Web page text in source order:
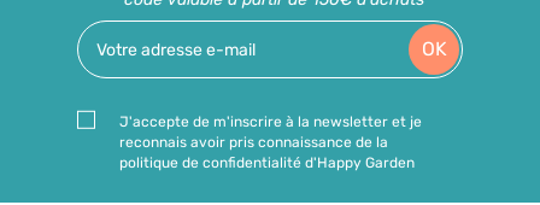
OK
J'accepte de m'inscrire à la newsletter et je
reconnais avoir pris connaissance de la
politique de confidentialité d'Happy Garden